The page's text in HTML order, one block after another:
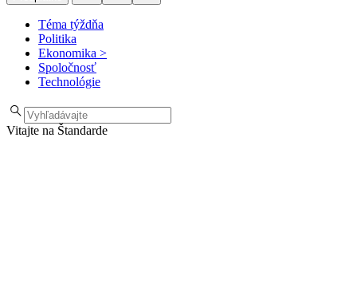
Téma týždňa
Politika
Ekonomika >
Spoločnosť
Technológie
Vitajte na Štandarde